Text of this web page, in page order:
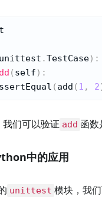
unittest .TestCase) :
( self ) :
( add ( 1 , 2
们可以验证 add 函数
中的应用
unittest 模块，我